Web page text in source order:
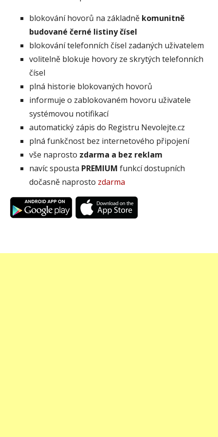
blokování hovorů na základně komunitně
budované černé listiny čísel
blokování telefonních čísel zadaných uživatelem
volitelně blokuje hovory ze skrytých telefonních
čísel
plná historie blokovaných hovorů
informuje o zablokovaném hovoru uživatele
systémovou notifikací
automatický zápis do Registru Nevolejte.cz
plná funkčnost bez internetového připojení
vše naprosto zdarma a bez reklam
navíc spousta PREMIUM funkcí dostupních
dočasně naprosto zdarma